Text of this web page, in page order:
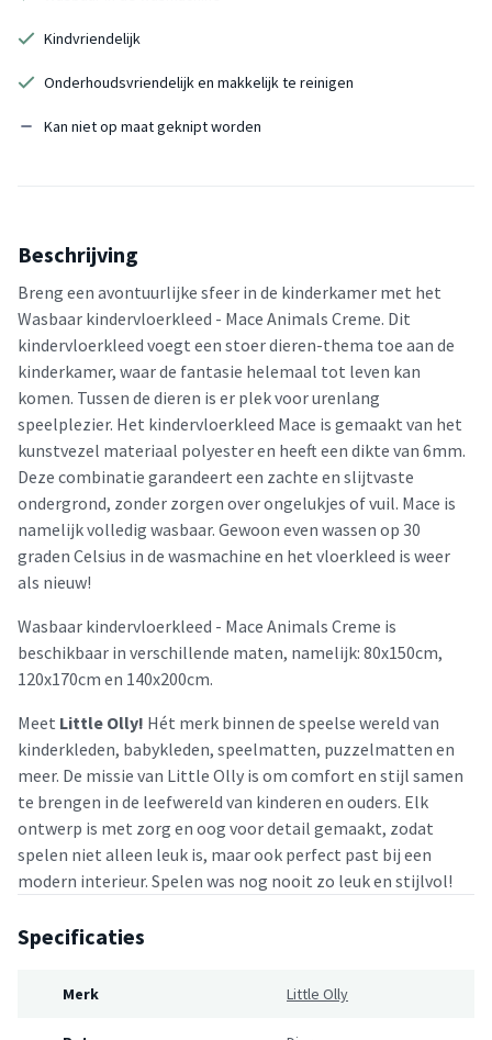
Kindvriendelijk
Onderhoudsvriendelijk en makkelijk te reinigen
Kan niet op maat geknipt worden
Beschrijving
Breng een avontuurlijke sfeer in de kinderkamer met het
Wasbaar kindervloerkleed - Mace Animals Creme. Dit
kindervloerkleed voegt een stoer dieren-thema toe aan de
kinderkamer, waar de fantasie helemaal tot leven kan
komen. Tussen de dieren is er plek voor urenlang
speelplezier. Het kindervloerkleed Mace is gemaakt van het
kunstvezel materiaal polyester en heeft een dikte van 6mm.
Deze combinatie garandeert een zachte en slijtvaste
ondergrond, zonder zorgen over ongelukjes of vuil. Mace is
namelijk volledig wasbaar. Gewoon even wassen op 30
graden Celsius in de wasmachine en het vloerkleed is weer
als nieuw!
Wasbaar kindervloerkleed - Mace Animals Creme is
beschikbaar in verschillende maten, namelijk: 80x150cm,
120x170cm en 140x200cm.
Meet Little Olly! Hét merk binnen de speelse wereld van
kinderkleden, babykleden, speelmatten, puzzelmatten en
meer. De missie van Little Olly is om comfort en stijl samen
te brengen in de leefwereld van kinderen en ouders. Elk
ontwerp is met zorg en oog voor detail gemaakt, zodat
spelen niet alleen leuk is, maar ook perfect past bij een
modern interieur. Spelen was nog nooit zo leuk en stijlvol!
Specificaties
Merk Little Olly